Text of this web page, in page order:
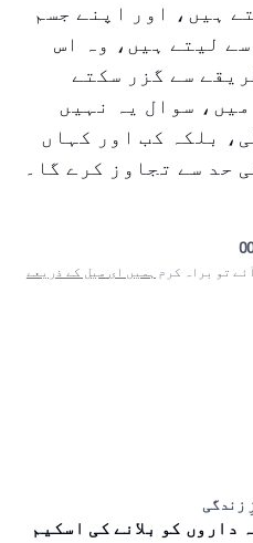
ہیں، اور اپنے جسم
لیتے ہیں، وہ اس
سے گزر سکتے
سوال یہ نہیں
بلکہ کب اور کہاں
تو براہ کرم ہمیں ای میل کے ذریعے
زندگی
داروں کو بلانے کی اسکیم